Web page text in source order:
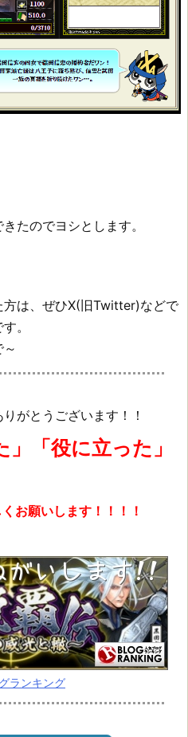
たのでヨシとします。
は、ぜひX(旧Twitter)などで
。
がとうございます！！
」「役に立った」
お願いします！！！！
ランキング